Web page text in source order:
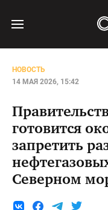
НОВОСТЬ
14 МАЯ 2026, 15:42
готовится
запретить
Северном